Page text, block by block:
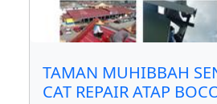
TAMAN MUHIBBAH
CAT REPAIR ATAP